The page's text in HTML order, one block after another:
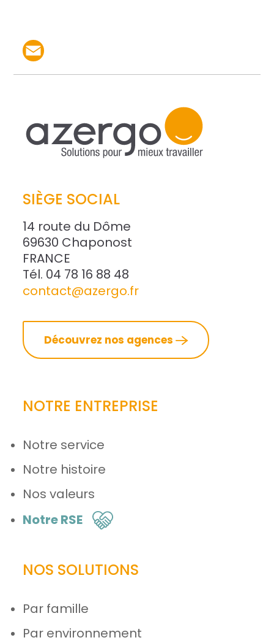
Partager le produit par
SIÈGE SOCIAL
14 route du Dôme
69630 Chaponost
FRANCE
Tél. 04 78 16 88 48
contact@azergo.fr
Découvrez nos agences
NOTRE ENTREPRISE
Notre service
Notre histoire
Nos valeurs
Notre RSE
NOS SOLUTIONS
Par famille
Par environnement